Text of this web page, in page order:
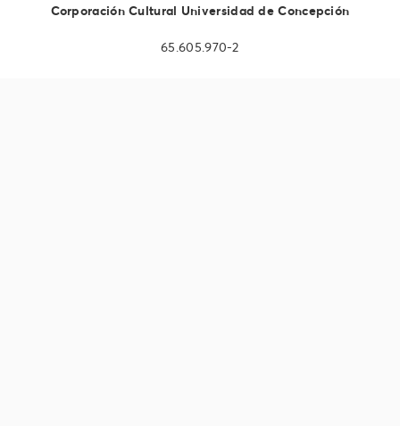
Corporación Cultural Universidad de Concepción
65.605.970-2